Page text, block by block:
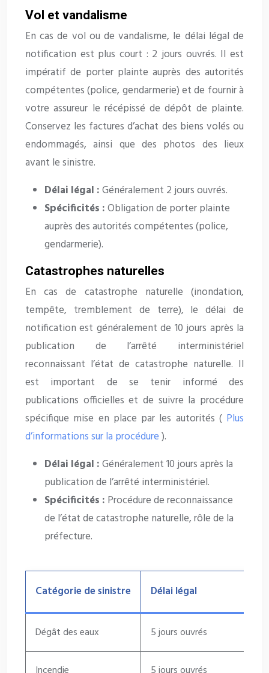
Vol et vandalisme
En cas de vol ou de vandalisme, le délai légal de
notification est plus court : 2 jours ouvrés. Il est
impératif de porter plainte auprès des autorités
compétentes (police, gendarmerie) et de fournir à
votre assureur le récépissé de dépôt de plainte.
Conservez les factures d’achat des biens volés ou
endommagés, ainsi que des photos des lieux
avant le sinistre.
Délai légal :Généralement 2 jours ouvrés.
Spécificités :Obligation de porter plainte
auprès des autorités compétentes (police,
gendarmerie).
Catastrophes naturelles
En cas de catastrophe naturelle (inondation,
tempête, tremblement de terre), le délai de
notification est généralement de 10 jours après la
publication de l’arrêté interministériel
reconnaissant l’état de catastrophe naturelle. Il
est important de se tenir informé des
publications officielles et de suivre la procédure
spécifique mise en place par les autorités ( Plus
d’informations sur la procédure).
Délai légal :Généralement 10 jours après la
publication de l’arrêté interministériel.
Spécificités : Procédure de reconnaissance
de l’état de catastrophe naturelle, rôle de la
préfecture.
Catégorie de sinistre Délai légal
Dégât des eaux 5 jours ouvrés